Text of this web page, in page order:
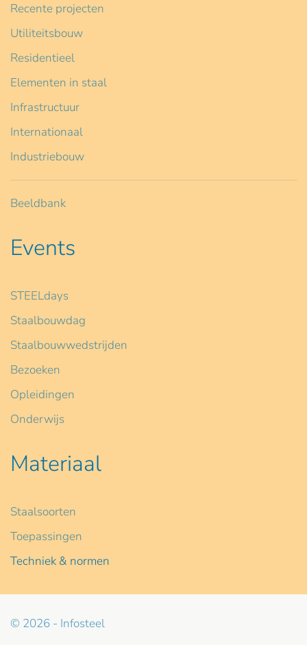
Recente projecten
Utiliteitsbouw
Residentieel
Elementen in staal
Infrastructuur
Internationaal
Industriebouw
Beeldbank
Events
STEELdays
Staalbouwdag
Staalbouwwedstrijden
Bezoeken
Opleidingen
Onderwijs
Materiaal
Staalsoorten
Toepassingen
Techniek & normen
© 2026 - Infosteel